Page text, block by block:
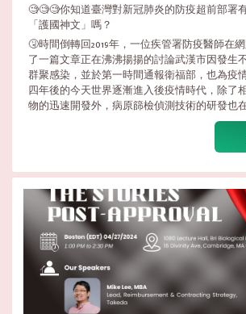
🧐🧐🧐你知道臺灣對新冠肺炎的防疫超前部署
「護國神文」嗎？
🤧時間倒轉回2019年，一位疾管署防疫醫師在
了一篇文章正在沸沸揚揚的討論武漢市因發生
群聚感染，並於第一時間通報衛福部，也為疫
四年後的今天世界逐漸進入後疫情時代，除了
物的迅速開發外，病原篩檢偵測技術的研發也